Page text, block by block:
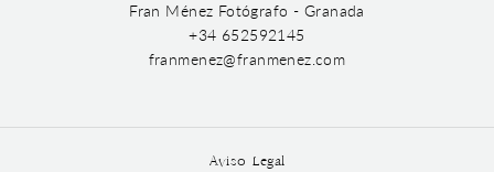
Fran Ménez Fotógrafo - Granada
+34 652592145
franmenez@franmenez.com
Aviso Legal